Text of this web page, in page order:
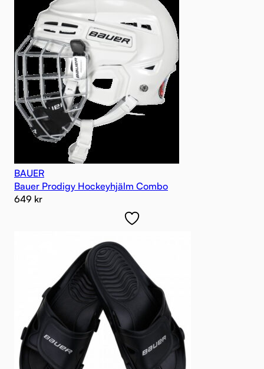
BAUER
Bauer Prodigy Hockeyhjälm Combo
649 kr